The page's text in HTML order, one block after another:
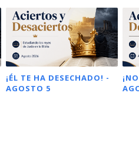
¡ÉL TE HA DESECHADO! -
AGOSTO 5